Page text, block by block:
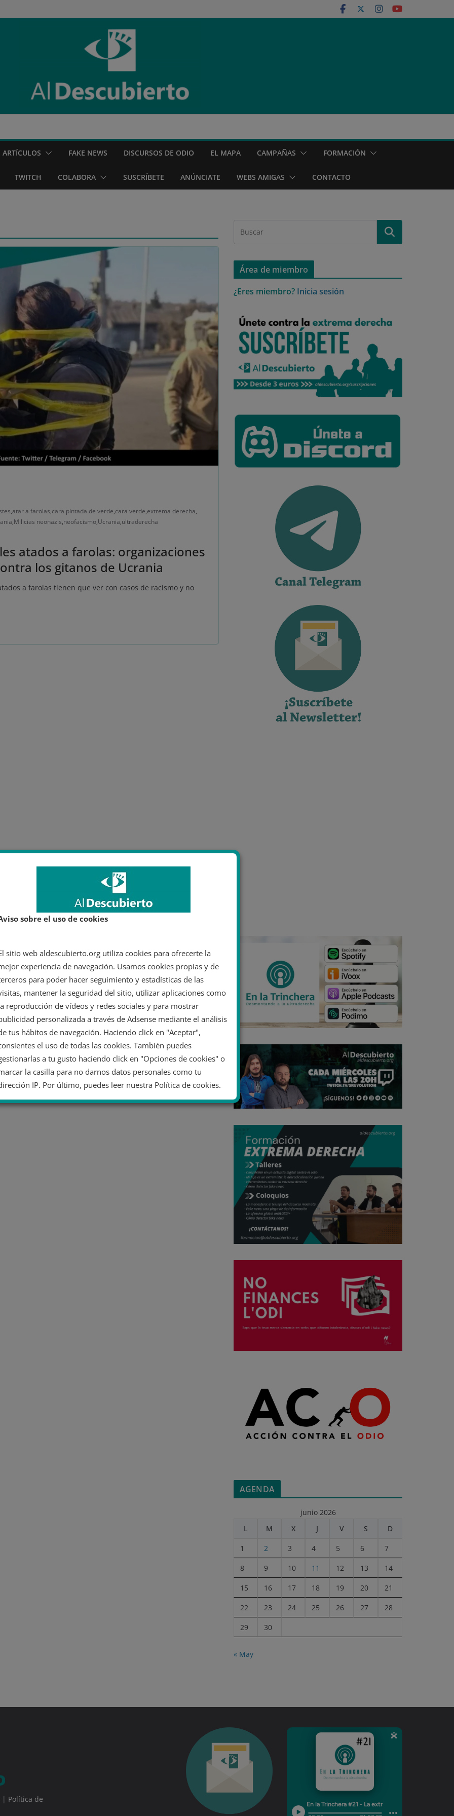
ARTÍCULOS FAKE NEWS DISCURSOS DE ODIO EL MAPA CAMPAÑAS FORMACIÓN
TWITCH COLABORA SUSCRÍBETE ANÚNCIATE WEBS AMIGAS CONTACTO
,atar a farolas,cara pintada de verde,cara verde,extrema derecha,
,Milicias neonazis,neofacismo,Ucrania,ultraderecha
atados a farolas: organizaciones
los gitanos de Ucrania
a farolas tienen que ver con casos de racismo y no
Área de miembro
¿Eres miembro? Inicia sesión
AGENDA
junio 2026
L
M X J V S D
1 2 3 4 5 6 7
8 9 10 11 12 13 14
15 16 17 18 19 20 21
22 23 24 25 26 27 28
29 30
« May
| Política de
sobre el uso de cookies
sitio web aldescubierto.org utiliza cookies para ofrecerte la
experiencia de navegación. Usamos cookies propias y de
para poder hacer seguimiento y estadísticas de las
mantener la seguridad del sitio, utilizar aplicaciones como
reproducción de vídeos y redes sociales y para mostrar
personalizada a través de Adsense mediante el análisis
tus hábitos de navegación. Haciendo click en "Aceptar",
el uso de todas las cookies. También puedes
a tu gusto haciendo click en "Opciones de cookies" o
la casilla para no darnos datos personales como tu
IP. Por último, puedes leer nuestra Política de cookies.